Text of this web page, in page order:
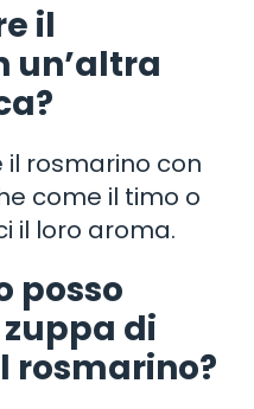
il
un’altra
il rosmarino con
come il timo o
il loro aroma.
posso
di
rosmarino?